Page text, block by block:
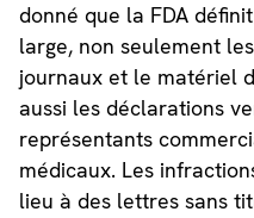
donné que la FDA
large, non seulement
journaux et le matériel
aussi les déclarations
représentants
médicaux. Les
lieu à des lettres sans